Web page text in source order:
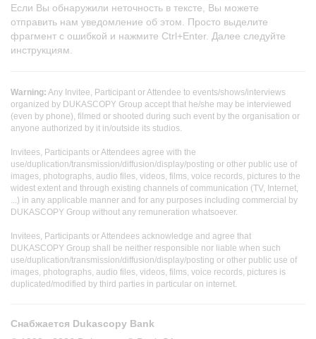
Если Вы обнаружили неточность в тексте, Вы можете
отправить нам уведомление об этом. Просто выделите
фрагмент с ошибкой и нажмите Ctrl+Enter. Далее следуйте
инструкциям.
Warning: Any Invitee, Participant or Attendee to events/shows/interviews
organized by DUKASCOPY Group accept that he/she may be interviewed
(even by phone), filmed or shooted during such event by the organisation or
anyone authorized by it in/outside its studios.
Invitees, Participants or Attendees agree with the
use/duplication/transmission/diffusion/display/posting or other public use of
images, photographs, audio files, videos, films, voice records, pictures to the
widest extent and through existing channels of communication (TV, Internet,
...) in any applicable manner and for any purposes including commercial by
DUKASCOPY Group without any remuneration whatsoever.
Invitees, Participants or Attendees acknowledge and agree that
DUKASCOPY Group shall be neither responsible nor liable when such
use/duplication/transmission/diffusion/display/posting or other public use of
images, photographs, audio files, videos, films, voice records, pictures is
duplicated/modified by third parties in particular on internet.
Снабжается Dukascopy Bank